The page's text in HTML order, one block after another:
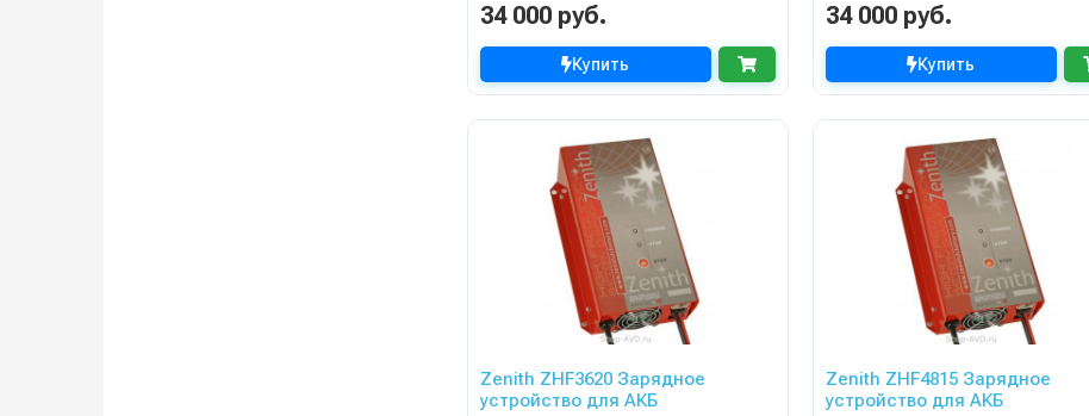
34 000 руб.
Купить
34 000 руб.
Купить
Zenith ZHF3620 Зарядное
устройство для АКБ
Zenith ZHF4815 Зарядное
устройство для АКБ